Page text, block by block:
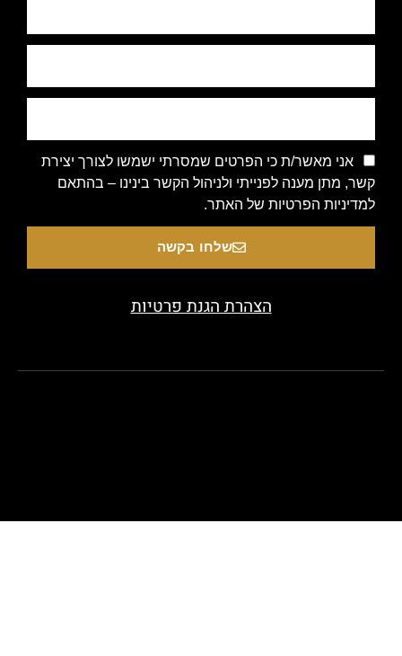
אני מאשר/ת כי הפרטים שמסרתי ישמשו לצורך יצירת
מתן מענה לפנייתי ולניהול הקשר בינינו – בהתאם
הפרטיות של האתר.
שלחו בקשה
הצהרת הגנת פרטיות